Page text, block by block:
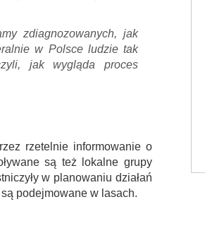
zdiagnozowanych, jak
w Polsce ludzie tak
jak wygląda proces
rzetelnie informowanie o
są też lokalne grupy
w planowaniu działań
podejmowane w lasach.